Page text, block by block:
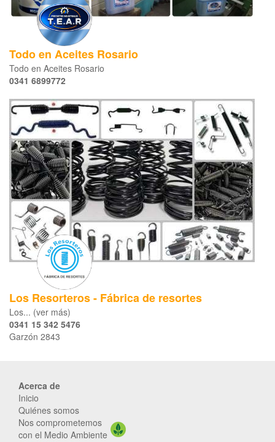
Todo en Aceites Rosario
Todo en Aceites Rosario
0341 6899772
Los Resorteros - Fábrica de resortes
Los... (ver más)
0341 15 342 5476
Garzón 2843
Acerca de
Inicio
Quiénes somos
Nos comprometemos
con el Medio Ambiente